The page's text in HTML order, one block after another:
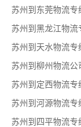
苏州到东莞物流
苏州到天水物流
苏州到柳州物流
苏州到定西物流
苏州到河源物流
苏州到四平物流